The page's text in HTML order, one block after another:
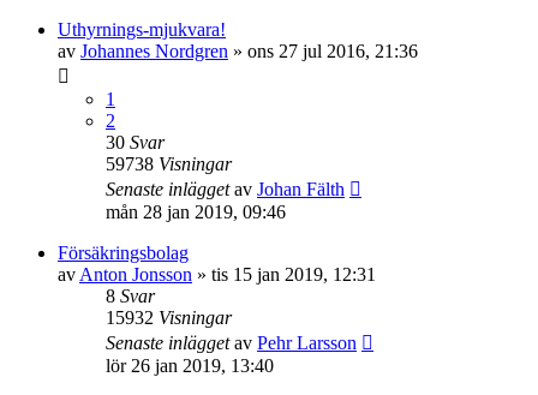
Uthyrnings-mjukvara!
av Johannes Nordgren » ons 27 jul 2016, 21:36
1
2
30 Svar
59738 Visningar
Senaste inläggetav Johan Fälth
mån 28 jan 2019, 09:46
Försäkringsbolag
av Anton Jonsson » tis 15 jan 2019, 12:31
8 Svar
15932 Visningar
Senaste inläggetav Pehr Larsson
lör 26 jan 2019, 13:40